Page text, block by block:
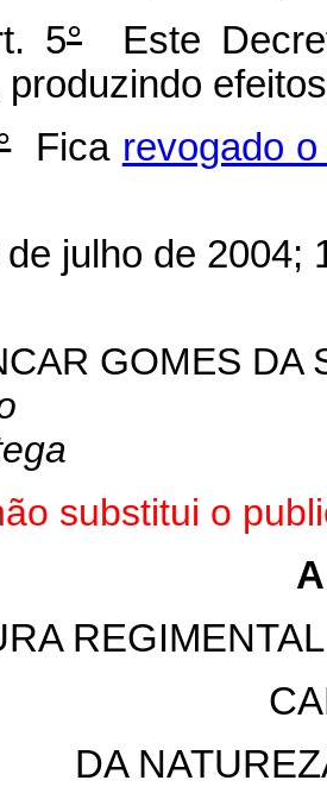
5°Este
Fica revogado
julho de 2004;
GOMES DA
substitui o
DA